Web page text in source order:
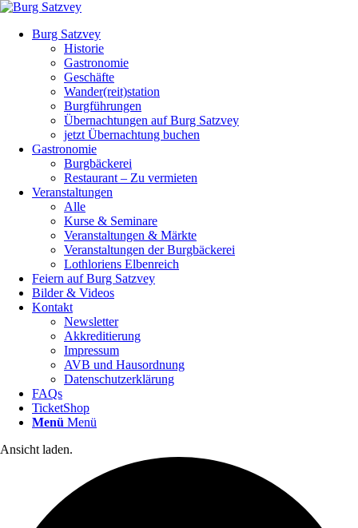
Burg Satzvey
Historie
Gastronomie
Geschäfte
Wander(reit)station
Burgführungen
Übernachtungen auf Burg Satzvey
jetzt Übernachtung buchen
Gastronomie
Burgbäckerei
Restaurant – Zu vermieten
Veranstaltungen
Alle
Kurse & Seminare
Veranstaltungen & Märkte
Veranstaltungen der Burgbäckerei
Lothloriens Elbenreich
Feiern auf Burg Satzvey
Bilder & Videos
Kontakt
Newsletter
Akkreditierung
Impressum
AVB und Hausordnung
Datenschutzerklärung
FAQs
TicketShop
Menü Menü
Ansicht laden.